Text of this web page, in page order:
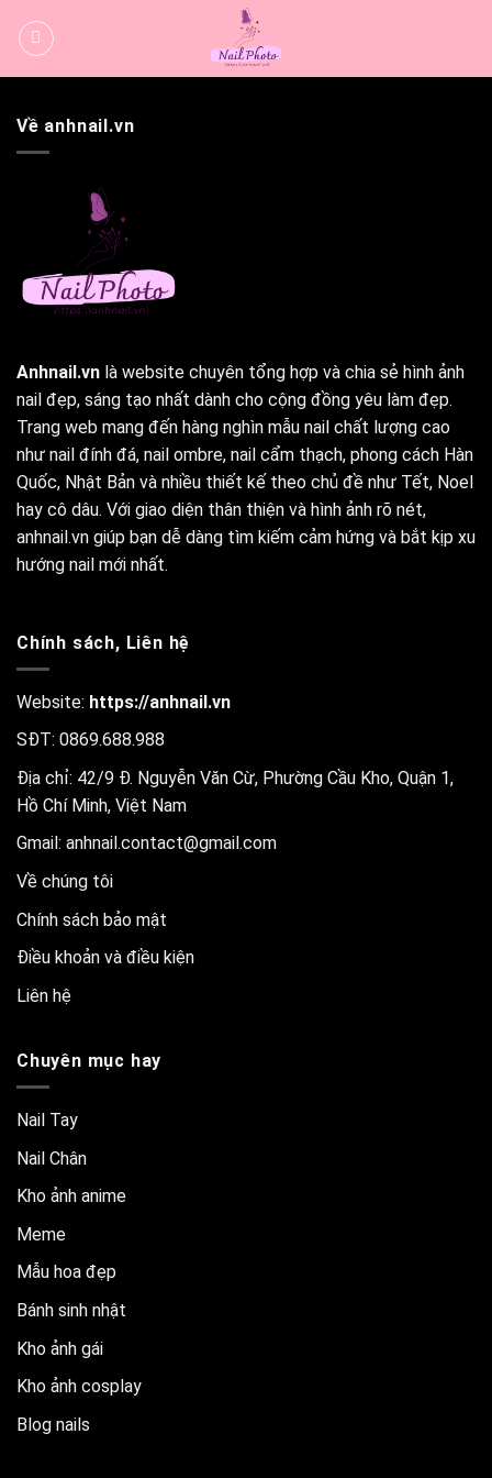
qua
Về anhnail.vn
Anhnail.vn là website chuyên tổng hợp và chia sẻ hình ảnh
nail đẹp, sáng tạo nhất dành cho cộng đồng yêu làm đẹp.
Trang web mang đến hàng nghìn mẫu nail chất lượng cao
như nail đính đá, nail ombre, nail cẩm thạch, phong cách Hàn
Quốc, Nhật Bản và nhiều thiết kế theo chủ đề như Tết, Noel
hay cô dâu. Với giao diện thân thiện và hình ảnh rõ nét,
anhnail.vn giúp bạn dễ dàng tìm kiếm cảm hứng và bắt kịp xu
hướng nail mới nhất.
Chính sách, Liên hệ
Website: https://anhnail.vn
SĐT: 0869.688.988
Địa chỉ: 42/9 Đ. Nguyễn Văn Cừ, Phường Cầu Kho, Quận 1,
Hồ Chí Minh, Việt Nam
Gmail: anhnail.contact@gmail.com
Về chúng tôi
Chính sách bảo mật
Điều khoản và điều kiện
Liên hệ
Chuyên mục hay
Nail Tay
Nail Chân
Kho ảnh anime
Meme
Mẫu hoa đẹp
Bánh sinh nhật
Kho ảnh gái
Kho ảnh cosplay
Blog nails